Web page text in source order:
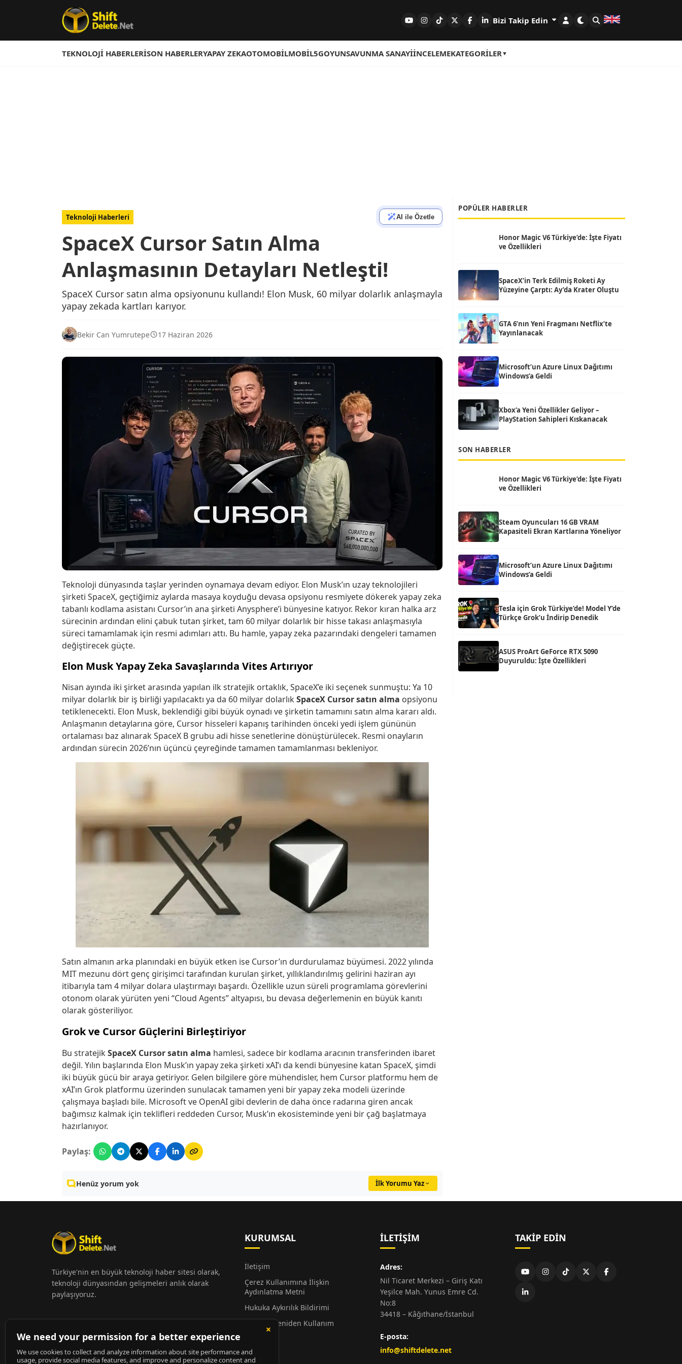
Bizi Takip Edin
TEKNOLOJI HABERLERISON HABERLERYAPAY ZEKAOTOMOBILMOBIL5GOYUNSAVUNMA SANAYIİNCELEMEKATEGORILER
Teknoloji Haberleri AI ile Özetle
SpaceX Cursor Satın Alma
Anlaşmasının Detayları Netleşti!
SpaceX Cursor satın alma opsiyonunu kullandı! Elon Musk, 60 milyar dolarlık anlaşmayla
yapay zekada kartları karıyor.
Bekir Can Yumrutepe 17 Haziran 2026
Teknoloji dünyasında taşlar yerinden oynamaya devam ediyor. Elon Musk’ın uzay teknolojileri
şirketi SpaceX, geçtiğimiz aylarda masaya koyduğu devasa opsiyonu resmiyete dökerek yapay zeka
tabanlı kodlama asistanı Cursor’ın ana şirketi Anysphere’i bünyesine katıyor. Rekor kıran halka arz
sürecinin ardından elini çabuk tutan şirket, tam 60 milyar dolarlık bir hisse takası anlaşmasıyla
süreci tamamlamak için resmi adımları attı. Bu hamle, yapay zeka pazarındaki dengeleri tamamen
değiştirecek güçte.
Elon Musk Yapay Zeka Savaşlarında Vites Artırıyor
Nisan ayında iki şirket arasında yapılan ilk stratejik ortaklık, SpaceX’e iki seçenek sunmuştu: Ya 10
milyar dolarlık bir iş birliği yapılacaktı ya da 60 milyar dolarlıkSpaceX Cursor satın alma opsiyonu
tetiklenecekti. Elon Musk, beklendiği gibi büyük oynadı ve şirketin tamamını satın alma kararı aldı.
Anlaşmanın detaylarına göre, Cursor hisseleri kapanış tarihinden önceki yedi işlem gününün
ortalaması baz alınarak SpaceX B grubu adi hisse senetlerine dönüştürülecek. Resmi onayların
ardından sürecin 2026’nın üçüncü çeyreğinde tamamen tamamlanması bekleniyor.
Satın almanın arka planındaki en büyük etken ise Cursor’ın durdurulamaz büyümesi. 2022 yılında
MIT mezunu dört genç girişimci tarafından kurulan şirket, yıllıklandırılmış gelirini haziran ayı
itibarıyla tam 4 milyar dolara ulaştırmayı başardı. Özellikle uzun süreli programlama görevlerini
otonom olarak yürüten yeni “Cloud Agents” altyapısı, bu devasa değerlemenin en büyük kanıtı
olarak gösteriliyor.
Grok ve Cursor Güçlerini Birleştiriyor
Bu stratejikSpaceX Cursor satın alma hamlesi, sadece bir kodlama aracının transferinden ibaret
değil. Yılın başlarında Elon Musk’ın yapay zeka şirketi xAI’ı da kendi bünyesine katan SpaceX, şimdi
iki büyük gücü bir araya getiriyor. Gelen bilgilere göre mühendisler, hem Cursor platformu hem de
xAI’ın Grok platformu üzerinden sunulacak tamamen yeni bir yapay zeka modeli üzerinde
çalışmaya başladı bile. Microsoft ve OpenAI gibi devlerin de daha önce radarına giren ancak
bağımsız kalmak için teklifleri reddeden Cursor, Musk’ın ekosisteminde yeni bir çağ başlatmaya
hazırlanıyor.
Paylaş:
Henüz yorum yok İlk Yorumu Yaz
POPÜLER HABERLER
Honor Magic V6 Türkiye’de: İşte Fiyatı
ve Özellikleri
SpaceX’in Terk Edilmiş Roketi Ay
Yüzeyine Çarptı: Ay’da Krater Oluştu
GTA 6’nın Yeni Fragmanı Netflix’te
Yayınlanacak
Microsoft’un Azure Linux Dağıtımı
Windows’a Geldi
Xbox’a Yeni Özellikler Geliyor –
PlayStation Sahipleri Kıskanacak
SON HABERLER
Honor Magic V6 Türkiye’de: İşte Fiyatı
ve Özellikleri
Steam Oyuncuları 16 GB VRAM
Kapasiteli Ekran Kartlarına Yöneliyor
Microsoft’un Azure Linux Dağıtımı
Windows’a Geldi
Tesla için Grok Türkiye’de! Model Y’de
Türkçe Grok’u İndirip Denedik
ASUS ProArt GeForce RTX 5090
Duyuruldu: İşte Özellikleri
Türkiye'nin en büyük teknoloji haber sitesi olarak,
teknoloji dünyasından gelişmeleri anlık olarak
paylaşıyoruz.
KURUMSAL
İletişim
Çerez Kullanımına İlişkin
Aydınlatma Metni
Hukuka Aykırılık Bildirimi
Alıntı ve Yeniden Kullanım
Hakkında
Künye
İLETIŞIM
Adres:
Nil Ticaret Merkezi – Giriş Katı
Yeşilce Mah. Yunus Emre Cd.
No:8
34418 – Kâğıthane/İstanbul
E-posta:
info@shiftdelete.net
TAKIP EDIN